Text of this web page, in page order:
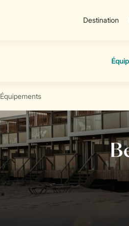
Destination
Équipements